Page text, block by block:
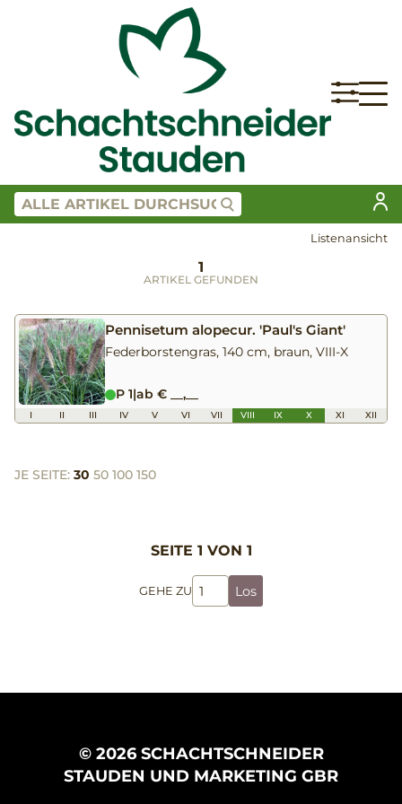
Listenansicht
1
ARTIKEL GEFUNDEN
Pennisetum alopecur. 'Paul's Giant'
Federborstengras, 140 cm, braun, VIII-X
P 1|ab € __,__
I II III IV V VI VII VIII IX X XI XII
JE SEITE: 30 50 100 150
SEITE 1 VON 1
GEHE ZU Los
© 2026 SCHACHTSCHNEIDER
STAUDEN UND MARKETING GBR